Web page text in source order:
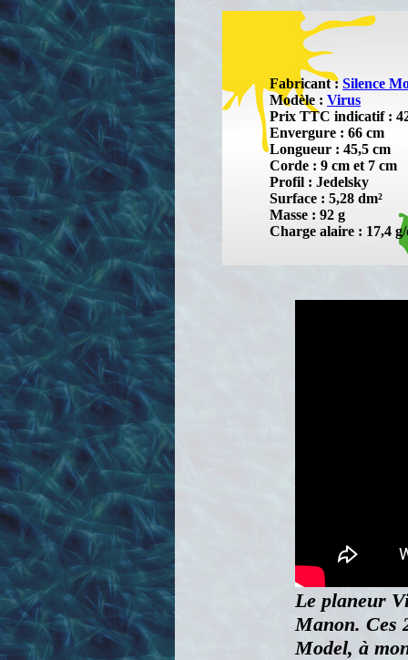
Fabricant : Silence
Modèle : Virus
Prix TTC indicatif :
Envergure : 66 cm
Longueur : 45,5 cm
Corde : 9 cm et 7 cm
Profil : Jedelsky
Surface : 5,28 dm²
Masse : 92 g
Charge alaire : 17,4 g/
Le planeur
Manon. Ces
Model, à